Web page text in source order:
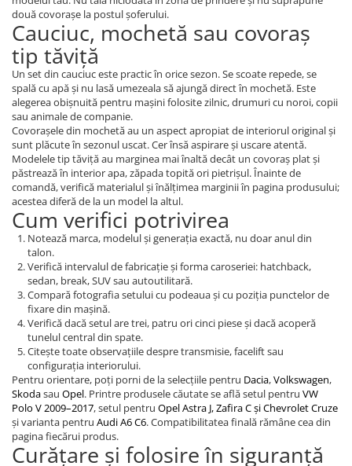
două covorașe la postul șoferului.
Cauciuc, mochetă sau covoraș
tip tăviță
Un set din cauciuc este practic în orice sezon. Se scoate repede, se
spală cu apă și nu lasă umezeala să ajungă direct în mochetă. Este
alegerea obișnuită pentru mașini folosite zilnic, drumuri cu noroi, copii
sau animale de companie.
Covorașele din mochetă au un aspect apropiat de interiorul original și
sunt plăcute în sezonul uscat. Cer însă aspirare și uscare atentă.
Modelele tip tăviță au marginea mai înaltă decât un covoraș plat și
păstrează în interior apa, zăpada topită ori pietrișul. Înainte de
comandă, verifică materialul și înălțimea marginii în pagina produsului;
acestea diferă de la un model la altul.
Cum verifici potrivirea
Notează marca, modelul și generația exactă, nu doar anul din
talon.
Verifică intervalul de fabricație și forma caroseriei: hatchback,
sedan, break, SUV sau autoutilitară.
Compară fotografia setului cu podeaua și cu poziția punctelor de
fixare din mașină.
Verifică dacă setul are trei, patru ori cinci piese și dacă acoperă
tunelul central din spate.
Citește toate observațiile despre transmisie, facelift sau
configurația interiorului.
Pentru orientare, poți porni de la selecțiile pentru Dacia,Volkswagen,
Skodasau Opel. Printre produsele căutate se află setul pentru VW
Polo V 2009–2017, setul pentru Opel Astra J, Zafira C și Chevrolet Cruze
și varianta pentru Audi A6 C6. Compatibilitatea finală rămâne cea din
pagina fiecărui produs.
Curățare și folosire în siguranță